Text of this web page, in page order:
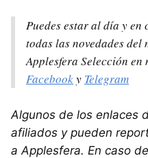
Puedes estar al día y en
todas las novedades del
Applesfera Selección en
Facebooky Telegram
Algunos de los enlaces
afiliados y pueden
a Applesfera. En caso